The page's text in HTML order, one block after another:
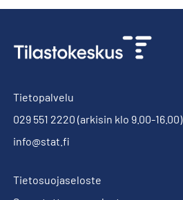
Tietopalvelu
029 551 2220 (arkisin klo 9.00-16.00)
info@stat.fi
Tietosuojaseloste